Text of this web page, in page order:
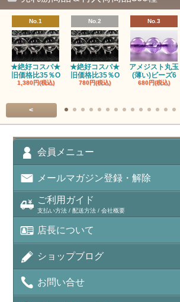
瑪瑙｜ブラウンドットアゲート
アズロマラカイト（Azuromalachite）
アパタイト
アベンチュリン(クォーツァイト/Aventurine)
アマゾナイト（天河石/Amazonite）
アポフィライト（Apophylite）/魚眼石
アメジスト（紫水晶/Amethyst）
アメシスティンクォーツ（Amethest in quartz）
ラベンダーアメジスト
アメトリン（紫黄水晶/Ametrine）
アラゴナイト（霰石/Aragonite）
アンデシン（チベット産日長石）
アンフィボールインクォーツ(Amphibole)
No.1
★絶好コスパ★
旧価格比35％O
1,380円(税込)
No.2
★絶好コスパ★
旧価格比35％O
780円(税込)
No.3
アメジスト丸玉
(薄い)ビーズ6
680円(税込)
<
会員メニュー
メールマガジン登録・解除
ご利用ガイド
支払い方法 / 配送方法 / 会社概要
店長について
ショップブログ
お問い合せ